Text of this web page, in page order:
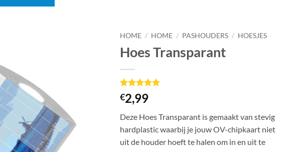
HOME / HOME / PASHOUDERS / HOESJES
Hoes Transparant
Gewaardeerd
5op 5
op
8
klant
waarderingen
€2,99
Deze Hoes Transparant is gemaakt van stevig
hardplastic waarbij je jouw OV-chipkaart niet
uit de houder hoeft te halen om in en uit te